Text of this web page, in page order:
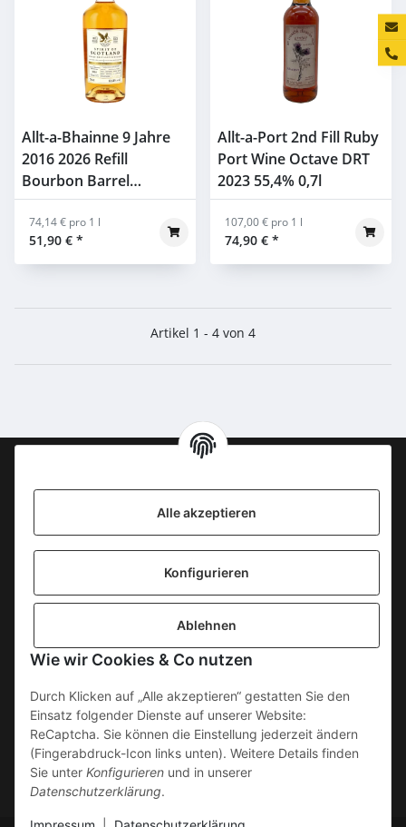
Alle akzeptieren
Konfigurieren
Ablehnen
Wie wir Cookies & Co nutzen
Durch Klicken auf „Alle akzeptieren“ gestatten Sie den
Einsatz folgender Dienste auf unserer Website:
ReCaptcha. Sie können die Einstellung jederzeit ändern
(Fingerabdruck-Icon links unten). Weitere Details finden
Sie unter Konfigurieren und in unserer
Datenschutzerklärung.
Allt-a-Bhainne 9 Jahre
2016 2026 Refill
Bourbon Barrel
#1031758 Spirit of
Scotland Gordon &
Macphail 64,8% 0,7l
51,90 € *
74,14 € pro 1 l
Allt-a-Port 2nd Fill Ruby
Port Wine Octave DRT
2023 55,4% 0,7l
74,90 € *
107,00 € pro 1 l
Artikel 1 - 4 von 4
SICHERE ZAHLUNGSWEISEN
Gesetzliche Informationen